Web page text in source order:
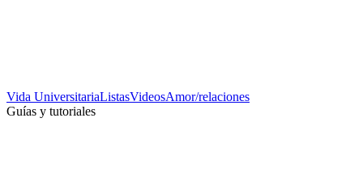
Vida UniversitariaListasVideosAmor/relaciones
Guías y tutoriales